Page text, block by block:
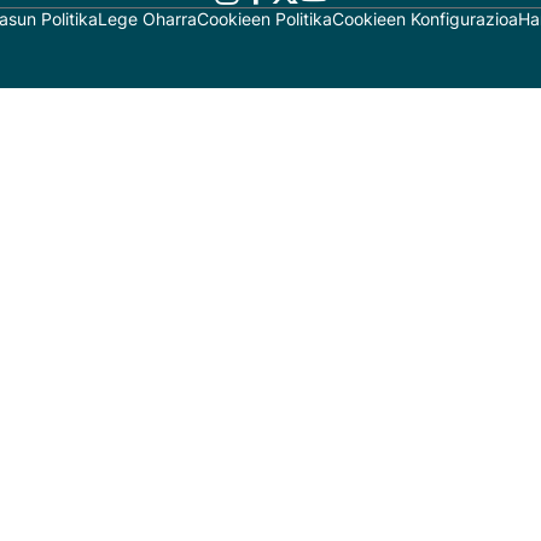
PolitikaLege OharraCookieen PolitikaCookieen Konfigurazioa